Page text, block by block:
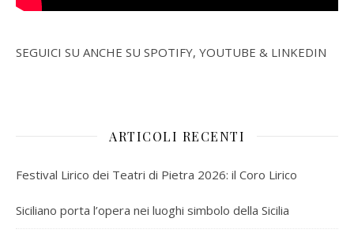
SEGUICI SU ANCHE SU SPOTIFY, YOUTUBE & LINKEDIN
ARTICOLI RECENTI
Festival Lirico dei Teatri di Pietra 2026: il Coro Lirico
Siciliano porta l’opera nei luoghi simbolo della Sicilia